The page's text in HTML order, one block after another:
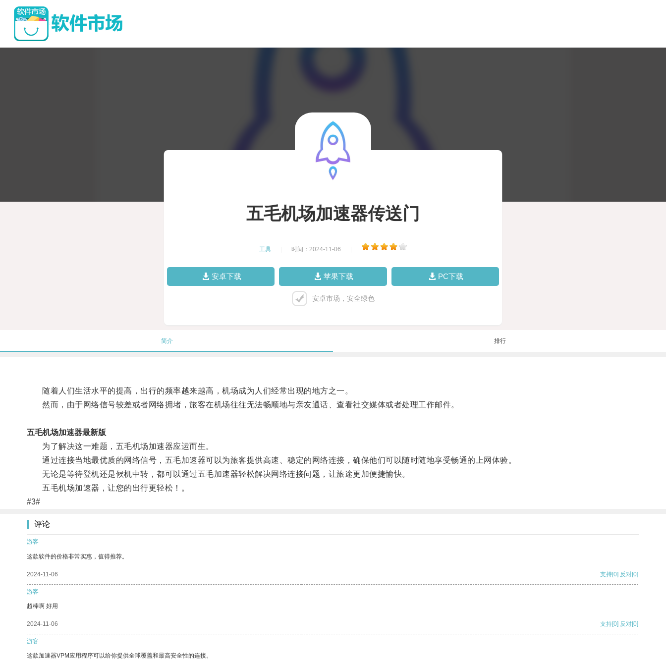
五毛机场加速器传送门
工具 时间：2024-11-06
安卓下载 苹果下载 PC下载
安卓市场，安全绿色
简介 排行
随着人们生活水平的提高，出行的频率越来越高，机场成为人们经常出现的地方之一。
然而，由于网络信号较差或者网络拥堵，旅客在机场往往无法畅顺地与亲友通话、查看社交媒体或者处理工作邮件。
五毛机场加速器最新版
为了解决这一难题，五毛机场加速器应运而生。
通过连接当地最优质的网络信号，五毛加速器可以为旅客提供高速、稳定的网络连接，确保他们可以随时随地享受畅通的上网体验。
无论是等待登机还是候机中转，都可以通过五毛加速器轻松解决网络连接问题，让旅途更加便捷愉快。
五毛机场加速器，让您的出行更轻松！。
#3#
评论
游客
这款软件的价格非常实惠，值得推荐。
2024-11-06 支持[0] 反对[0]
游客
超棒啊 好用
2024-11-06 支持[0] 反对[0]
游客
这款加速器VPM应用程序可以给你提供全球覆盖和最高安全性的连接。